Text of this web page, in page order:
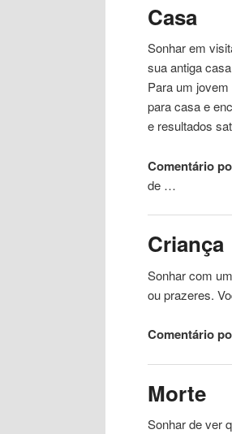
Casa
Sonhar em
sua antiga
Para um
para casa e
e resultados
Comentário
de …
Criança
Sonhar com
ou prazeres.
Comentário
Morte
Sonhar de ver